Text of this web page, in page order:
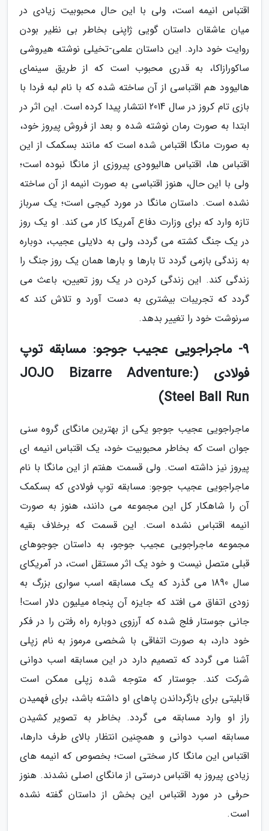
اقتباس انیمه است، ولی با این حال محبوبیت زیادی در
میان عاشقان داستان گویی ژاپنی بخاطر بی نظیر بودن
روایت خود دارد. این داستان علمی-تخیلی نوشته هیروشی
ساکورازاکا، به قدری محبوب است که از طریق سینمای
هالیوود هم اقتباسی از آن ساخته شده که با نام لبه فردا با
بازی تام کروز در سال 2014 انتشار پیدا کرده است. این اثر در
ابتدا به صورت رمان نوشته شده و بعد از فروش پیروز خود،
به صورت مانگا اقتباس شده است که مانند بسکمک از این
اقتباس ها، اقتباس هالیوودی پیروزی از مانگا نبوده است؛
ولی با این حال، هنوز اقتباسی به صورت انیمه از آن ساخته
نشده است. داستان مانگا در مورد کیجی است؛ یک سرباز
تازه وارد که برای وزارت دفاع آمریکا کار می کند. او یک روز
در یک جنگ کشته می گردد، ولی به دلایلی عجیب، دوباره
به زندگی بازمی گردد تا بارها و بارها همان یک روز جنگ را
زندگی کند. این زندگی کردن در یک روز تعیین، باعث می
گردد که تجریبات بیشتری به دست آورد و تلاش کند که
سرنوشت خود را تغییر بدهد.
9- ماجراجویی عجیب جوجو: مسابقه توپ
فولادی (JOJO Bizarre Adventure:
Steel Ball Run)
ماجراجویی عجیب جوجو یکی از بهترین مانگای گروه سنی
جوان است که بخاطر محبوبیت خود، یک اقتباس انیمه ای
پیروز نیز داشته است. ولی قسمت هفتم از این مانگا با نام
ماجراجویی عجیب جوجو: مسابقه توپ فولادی که بسکمک
آن را شاهکار کل این مجموعه می دانند، هنوز به صورت
انیمه اقتباس نشده است. این قسمت که برخلاف بقیه
مجموعه ماجراجویی عجیب جوجو، به داستان جوجوهای
قبلی متصل نیست و خود یک اثر مستقل است، در آمریکای
سال 1890 می گذرد که یک مسابقه اسب سواری بزرگ به
زودی اتفاق می افتد که جایزه آن پنجاه میلیون دلار است!
جانی جوستار فلج شده که آرزوی دوباره راه رفتن را در فکر
خود دارد، به صورت اتفاقی با شخصی مرموز به نام زپلی
آشنا می گردد که تصمیم دارد در این مسابقه اسب دوانی
شرکت کند. جوستار که متوجه شده زپلی ممکن است
قابلیتی برای بازگرداندن پاهای او داشته باشد، برای فهمیدن
راز او وارد مسابقه می گردد. بخاطر به تصویر کشیدن
مسابقه اسب دوانی و همچنین انتظار بالای طرف دارها،
اقتباس این مانگا کار سختی است؛ بخصوص که انیمه های
زیادی پیروز به اقتباس درستی از مانگای اصلی نشدند. هنوز
حرفی در مورد اقتباس این بخش از داستان گفته نشده
است.